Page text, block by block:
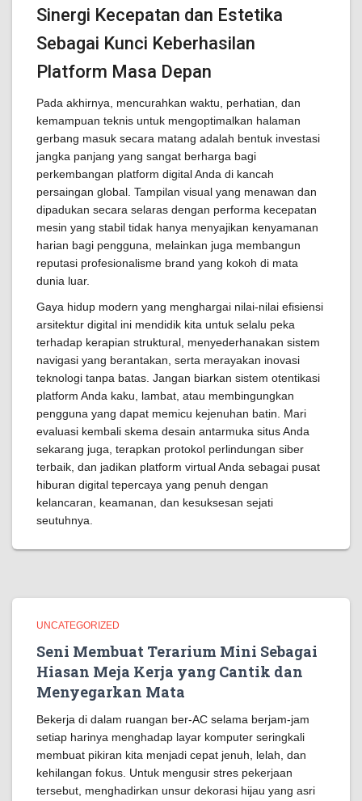
Sinergi Kecepatan dan Estetika
Sebagai Kunci Keberhasilan
Platform Masa Depan
Pada akhirnya, mencurahkan waktu, perhatian, dan
kemampuan teknis untuk mengoptimalkan halaman
gerbang masuk secara matang adalah bentuk investasi
jangka panjang yang sangat berharga bagi
perkembangan platform digital Anda di kancah
persaingan global. Tampilan visual yang menawan dan
dipadukan secara selaras dengan performa kecepatan
mesin yang stabil tidak hanya menyajikan kenyamanan
harian bagi pengguna, melainkan juga membangun
reputasi profesionalisme brand yang kokoh di mata
dunia luar.
Gaya hidup modern yang menghargai nilai-nilai efisiensi
arsitektur digital ini mendidik kita untuk selalu peka
terhadap kerapian struktural, menyederhanakan sistem
navigasi yang berantakan, serta merayakan inovasi
teknologi tanpa batas. Jangan biarkan sistem otentikasi
platform Anda kaku, lambat, atau membingungkan
pengguna yang dapat memicu kejenuhan batin. Mari
evaluasi kembali skema desain antarmuka situs Anda
sekarang juga, terapkan protokol perlindungan siber
terbaik, dan jadikan platform virtual Anda sebagai pusat
hiburan digital tepercaya yang penuh dengan
kelancaran, keamanan, dan kesuksesan sejati
seutuhnya.
UNCATEGORIZED
Seni Membuat Terarium Mini Sebagai
Hiasan Meja Kerja yang Cantik dan
Menyegarkan Mata
Bekerja di dalam ruangan ber-AC selama berjam-jam
setiap harinya menghadap layar komputer seringkali
membuat pikiran kita menjadi cepat jenuh, lelah, dan
kehilangan fokus. Untuk mengusir stres pekerjaan
tersebut, menghadirkan unsur dekorasi hijau yang asri